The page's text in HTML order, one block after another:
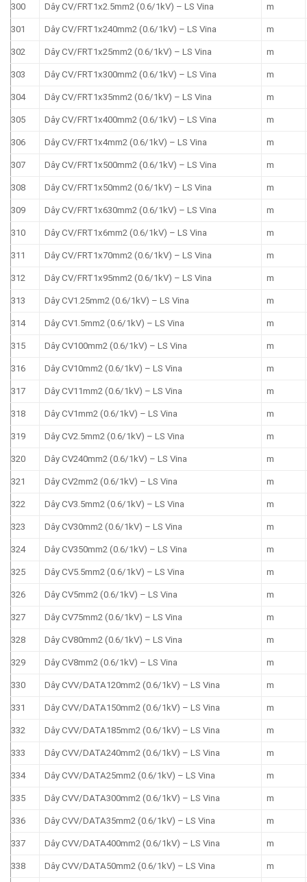
300 Dây CV/FRT1x2.5mm2 (0.6/1kV) – LS Vina m
301 Dây CV/FRT1x240mm2 (0.6/1kV) – LS Vina m
302 Dây CV/FRT1x25mm2 (0.6/1kV) – LS Vina m
303 Dây CV/FRT1x300mm2 (0.6/1kV) – LS Vina m
304 Dây CV/FRT1x35mm2 (0.6/1kV) – LS Vina m
305 Dây CV/FRT1x400mm2 (0.6/1kV) – LS Vina m
306 Dây CV/FRT1x4mm2 (0.6/1kV) – LS Vina m
307 Dây CV/FRT1x500mm2 (0.6/1kV) – LS Vina m
308 Dây CV/FRT1x50mm2 (0.6/1kV) – LS Vina m
309 Dây CV/FRT1x630mm2 (0.6/1kV) – LS Vina m
310 Dây CV/FRT1x6mm2 (0.6/1kV) – LS Vina m
311 Dây CV/FRT1x70mm2 (0.6/1kV) – LS Vina m
312 Dây CV/FRT1x95mm2 (0.6/1kV) – LS Vina m
313 Dây CV1.25mm2 (0.6/1kV) – LS Vina m
314 Dây CV1.5mm2 (0.6/1kV) – LS Vina m
315 Dây CV100mm2 (0.6/1kV) – LS Vina m
316 Dây CV10mm2 (0.6/1kV) – LS Vina m
317 Dây CV11mm2 (0.6/1kV) – LS Vina m
318 Dây CV1mm2 (0.6/1kV) – LS Vina m
319 Dây CV2.5mm2 (0.6/1kV) – LS Vina m
320 Dây CV240mm2 (0.6/1kV) – LS Vina m
321 Dây CV2mm2 (0.6/1kV) – LS Vina m
322 Dây CV3.5mm2 (0.6/1kV) – LS Vina m
323 Dây CV30mm2 (0.6/1kV) – LS Vina m
324 Dây CV350mm2 (0.6/1kV) – LS Vina m
325 Dây CV5.5mm2 (0.6/1kV) – LS Vina m
326 Dây CV5mm2 (0.6/1kV) – LS Vina m
327 Dây CV75mm2 (0.6/1kV) – LS Vina m
328 Dây CV80mm2 (0.6/1kV) – LS Vina m
329 Dây CV8mm2 (0.6/1kV) – LS Vina m
330 Dây CVV/DATA120mm2 (0.6/1kV) – LS Vina m
331 Dây CVV/DATA150mm2 (0.6/1kV) – LS Vina m
332 Dây CVV/DATA185mm2 (0.6/1kV) – LS Vina m
333 Dây CVV/DATA240mm2 (0.6/1kV) – LS Vina m
334 Dây CVV/DATA25mm2 (0.6/1kV) – LS Vina m
335 Dây CVV/DATA300mm2 (0.6/1kV) – LS Vina m
336 Dây CVV/DATA35mm2 (0.6/1kV) – LS Vina m
337 Dây CVV/DATA400mm2 (0.6/1kV) – LS Vina m
338 Dây CVV/DATA50mm2 (0.6/1kV) – LS Vina m